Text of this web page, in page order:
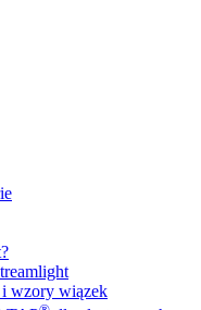
i wzory wiązek